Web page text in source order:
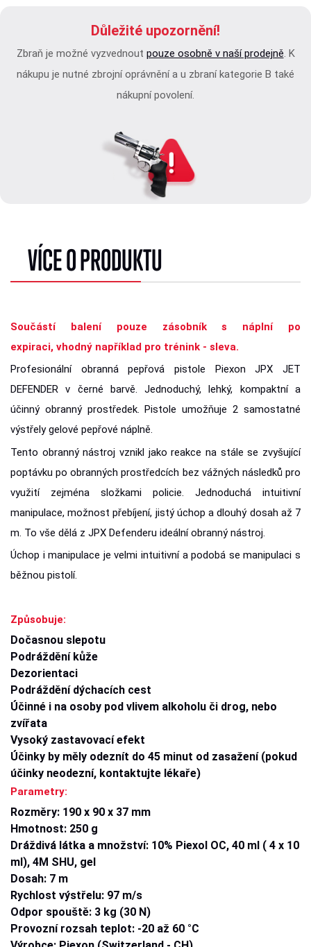
Důležité upozornění!
Zbraň je možné vyzvednout pouze osobně v naší prodejně. K
nákupu je nutné zbrojní oprávnění a u zbraní kategorie B také
nákupní povolení.
VÍCE O PRODUKTU
Součástí balení pouze zásobník s náplní po
expiraci, vhodný například pro trénink - sleva.
Profesionální obranná pepřová pistole Piexon JPX JET
DEFENDER v černé barvě. Jednoduchý, lehký, kompaktní a
účinný obranný prostředek. Pistole umožňuje 2 samostatné
výstřely gelové pepřové náplně.
Tento obranný nástroj vznikl jako reakce na stále se zvyšující
poptávku po obranných prostředcích bez vážných následků pro
využití zejména složkami policie. Jednoduchá intuitivní
manipulace, možnost přebíjení, jistý úchop a dlouhý dosah až 7
m. To vše dělá z JPX Defenderu ideální obranný nástroj.
Úchop i manipulace je velmi intuitivní a podobá se manipulaci s
běžnou pistolí.
Způsobuje:
Dočasnou slepotu
Podráždění kůže
Dezorientaci
Podráždění dýchacích cest
Účinné i na osoby pod vlivem alkoholu či drog, nebo
zvířata
Vysoký zastavovací efekt
Účinky by měly odeznít do 45 minut od zasažení (pokud
účinky neodezní, kontaktujte lékaře)
Parametry:
Rozměry: 190 x 90 x 37 mm
Hmotnost: 250 g
Dráždivá látka a množství: 10% Piexol OC, 40 ml ( 4 x 10
ml), 4M SHU, gel
Dosah: 7 m
Rychlost výstřelu: 97 m/s
Odpor spouště: 3 kg (30 N)
Provozní rozsah teplot: -20 až 60 °C